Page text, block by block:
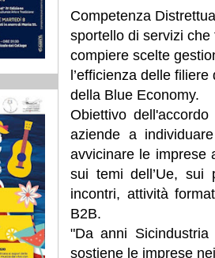
Competenza
sportello di servizi
compiere scelte
l’efficienza delle
della Blue Economy.
Obiettivo
aziende a
avvicinare le imprese
sui temi dell’Ue, sui
incontri, attività
B2B.
"Da anni
sostiene le imprese